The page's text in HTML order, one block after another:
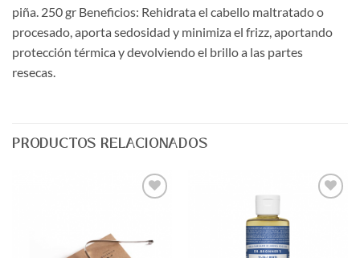
piña. 250 gr Beneficios: Rehidrata el cabello maltratado o
procesado, aporta sedosidad y minimiza el frizz, aportando
protección térmica y devolviendo el brillo a las partes
resecas.
PRODUCTOS RELACIONADOS
Deseos